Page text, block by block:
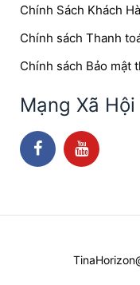
Chính Sách Khách
Chính sách Thanh
Chính sách Bảo mật
Mạng Xã Hội